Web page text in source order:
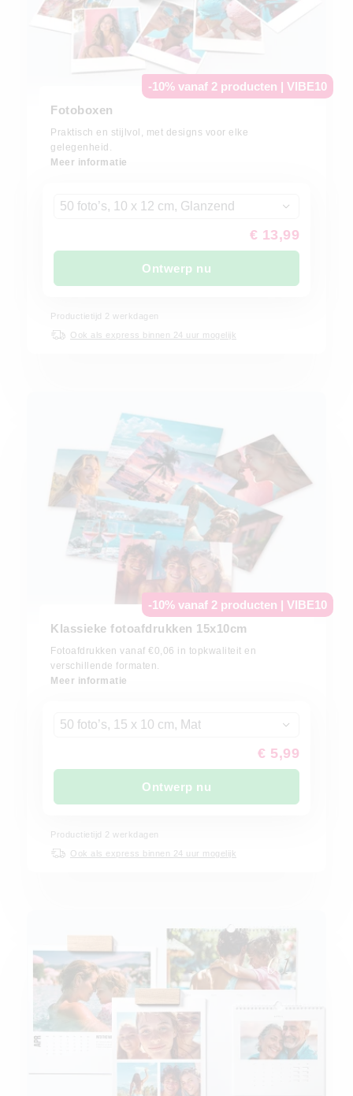
-10% vanaf 2 producten | VIBE10
Fotoboxen
Praktisch en stijlvol, met designs voor elke
gelegenheid.
Meer informatie
50 foto’s, 10 x 12 cm, Glanzend
€ 13,99
Ontwerp nu
Productietijd 2 werkdagen
Ook als express binnen 24 uur mogelijk
-10% vanaf 2 producten | VIBE10
Klassieke fotoafdrukken 15x10cm
Fotoafdrukken vanaf €0,06 in topkwaliteit en
verschillende formaten.
Meer informatie
50 foto’s, 15 x 10 cm, Mat
€ 5,99
Ontwerp nu
Productietijd 2 werkdagen
Ook als express binnen 24 uur mogelijk